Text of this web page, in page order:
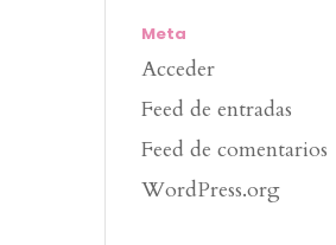
Meta
Acceder
Feed de entradas
Feed de comentarios
WordPress.org